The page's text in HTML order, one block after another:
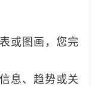
或图画，您完
息、趋势或关